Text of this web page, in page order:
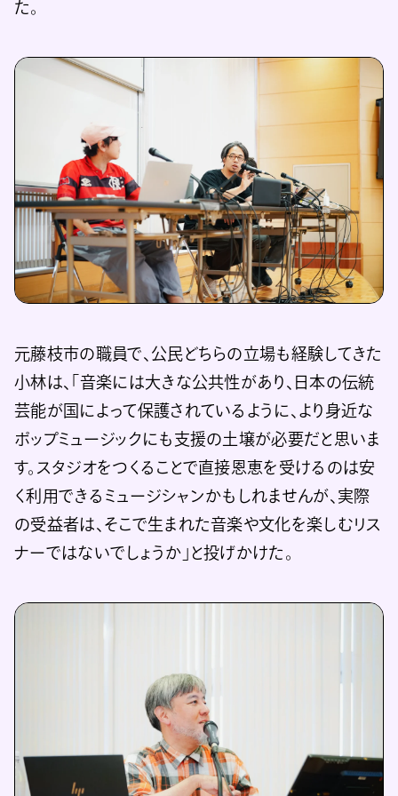
た。
元藤枝市の職員で、公民どちらの立場も経験してきた
小林は、「音楽には大きな公共性があり、日本の伝統
芸能が国によって保護されているように、より身近な
ポップミュージックにも支援の土壌が必要だと思いま
す。スタジオをつくることで直接恩恵を受けるのは安
く利用できるミュージシャンかもしれませんが、実際
の受益者は、そこで生まれた音楽や文化を楽しむリス
ナーではないでしょうか」と投げかけた。